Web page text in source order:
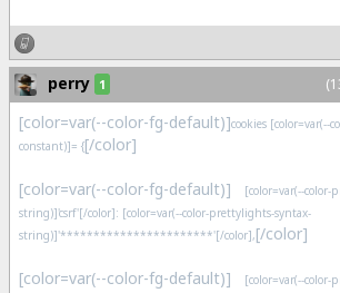
perry 1
[color=var(--color-fg-default)]cookies [color=var(--
constant)]= {[/color]
[color=var(--color-fg-default)] [color=var(--color-
string)]'csrf'[/color]: [color=var(--color-prettylights-syntax-
string)]'***********************'[/color],[/color]
[color=var(--color-fg-default)] [color=var(--color-